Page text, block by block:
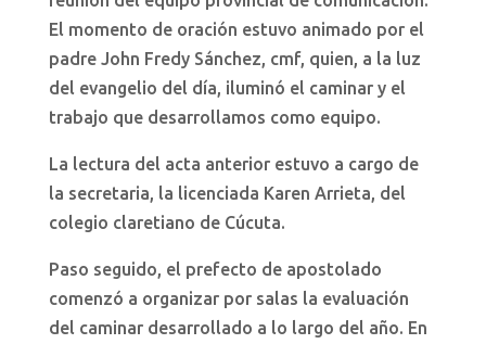
El momento de oración estuvo animado por el
padre John Fredy Sánchez, cmf, quien, a la luz
del evangelio del día, iluminó el caminar y el
trabajo que desarrollamos como equipo.
La lectura del acta anterior estuvo a cargo de
la secretaria, la licenciada Karen Arrieta, del
colegio claretiano de Cúcuta.
Paso seguido, el prefecto de apostolado
comenzó a organizar por salas la evaluación
del caminar desarrollado a lo largo del año. En